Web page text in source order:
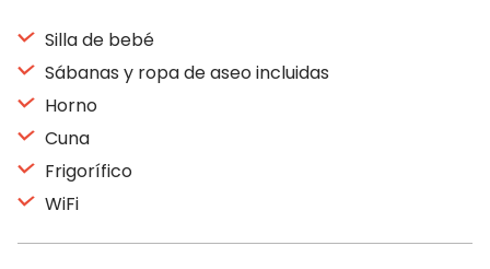
Silla de bebé
Sábanas y ropa de aseo incluidas
Horno
Cuna
Frigorífico
WiFi